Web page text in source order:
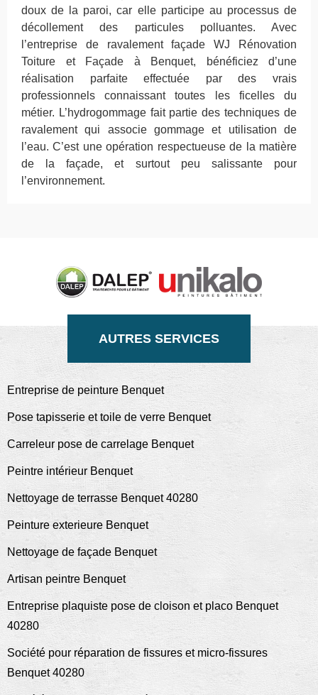
doux de la paroi, car elle participe au processus de
décollement des particules polluantes. Avec
l’entreprise de ravalement façade WJ Rénovation
Toiture et Façade à Benquet, bénéficiez d’une
réalisation parfaite effectuée par des vrais
professionnels connaissant toutes les ficelles du
métier. L’hydrogommage fait partie des techniques de
ravalement qui associe gommage et utilisation de
l’eau. C’est une opération respectueuse de la matière
de la façade, et surtout peu salissante pour
l’environnement.
AUTRES SERVICES
Entreprise de peinture Benquet
Pose tapisserie et toile de verre Benquet
Carreleur pose de carrelage Benquet
Peintre intérieur Benquet
Nettoyage de terrasse Benquet 40280
Peinture exterieure Benquet
Nettoyage de façade Benquet
Artisan peintre Benquet
Entreprise plaquiste pose de cloison et placo Benquet
40280
Société pour réparation de fissures et micro-fissures
Benquet 40280